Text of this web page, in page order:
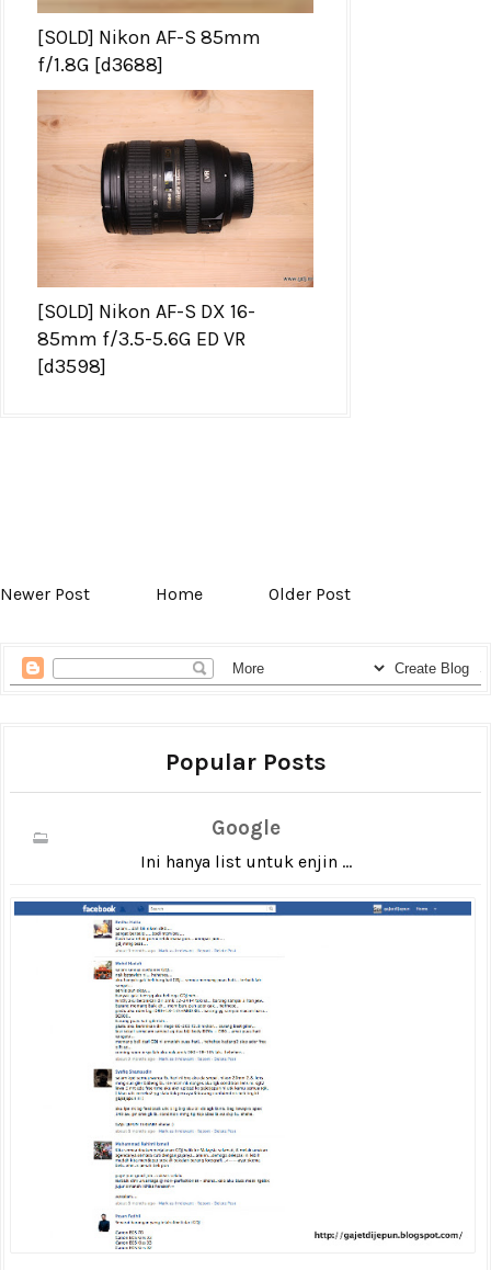
[SOLD] Nikon AF-S 85mm
f/1.8G [d3688]
[SOLD] Nikon AF-S DX 16-
85mm f/3.5-5.6G ED VR
[d3598]
Newer Post Home Older Post
Popular Posts
Google
Ini hanya list untuk enjin ...